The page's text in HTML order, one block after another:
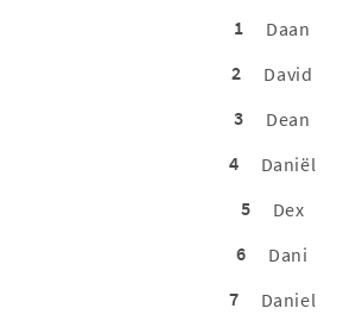
1
Daan
2
David
3
Dean
4
Daniël
5
Dex
6
Dani
7
Daniel